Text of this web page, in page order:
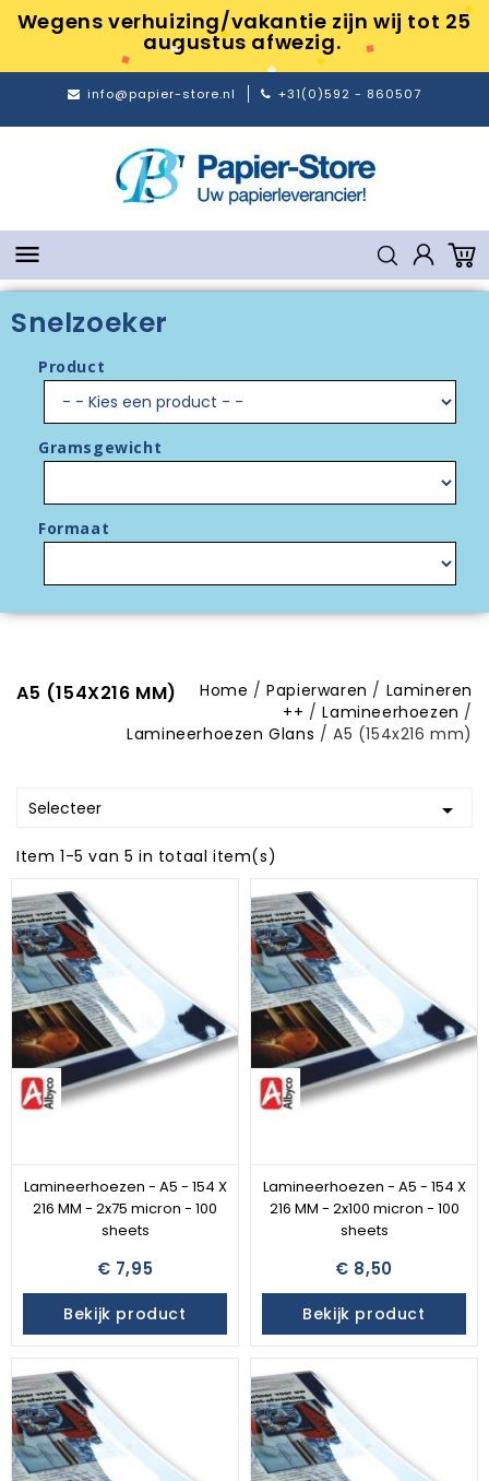
Wegens verhuizing/vakantie zijn wij tot 25
augustus afwezig.
info@papier-store.nl +31(0)592 - 860507

Snelzoeker
Product
Gramsgewicht
Formaat
A5 (154X216 MM) Home Papierwaren
Lamineren
++
Lamineerhoezen
Lamineerhoezen Glans
A5 (154x216 mm)
Selecteer 
Item 1-5 van 5 in totaal item(s)
Lamineerhoezen - A5 - 154 X
216 MM - 2x75 micron - 100
sheets
€ 7,95
Bekijk product
Lamineerhoezen - A5 - 154 X
216 MM - 2x100 micron - 100
sheets
€ 8,50
Bekijk product